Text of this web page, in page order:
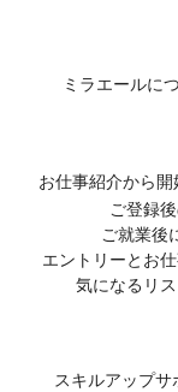
ミラエールに
お仕事紹介から開
ご登録
ご就業後
エントリーとお
気になるリ
スキルアップサ